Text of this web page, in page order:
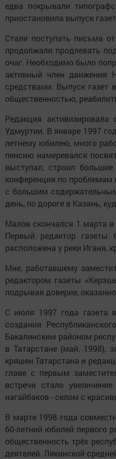
едва покрывали
приостановила выпуск
Стали поступать письма
продолжали продлевать
очаг. Необходимо было
активный член движения
средствами. Выпуск газет
общественностью,
Редакция
Удмуртии. В январе 1997
летнему юбилею, много
пенсию намеревался
выступал, строил
конференция по проблемам
с большим
день, по дороге в Казань,
Малов скончался 1 марта
Первый редактор газеты
расположена у реки Иганя,
Мне, работавшему
редактором газеты
подрывая доверие,
С июля 1997 года газета
создания
Бакалинским районом
в Татарстане (май, 1998),
кряшен Татарстана и
главе с первым
встречи стало
нагайбаков - селом с
В марте 1998 года
60-летний юбилей первого
общественность трёх
деятелей. Лякинской